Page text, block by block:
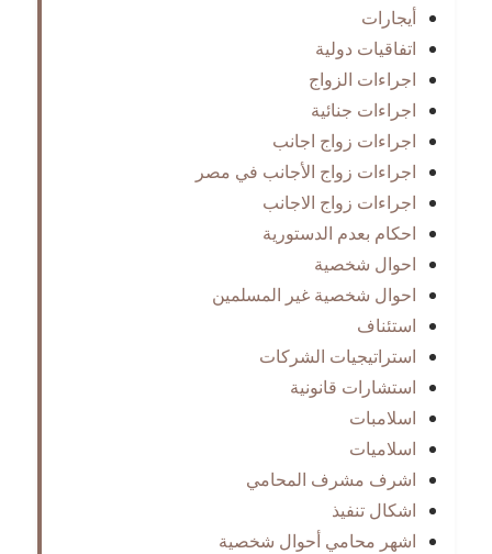
أيجارات
اتفاقيات دولية
اجراءات الزواج
اجراءات جنائية
اجراءات زواج اجانب
اجراءات زواج الأجانب في مصر
اجراءات زواج الاجانب
احكام بعدم الدستورية
احوال شخصية
احوال شخصية غير المسلمين
استئناف
استراتيجيات الشركات
استشارات قانونية
اسلامبات
اسلاميات
اشرف مشرف المحامي
اشكال تنفيذ
اشهر محامي أحوال شخصية